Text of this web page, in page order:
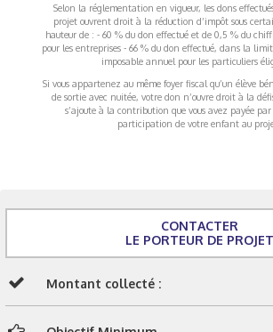
Selon la réglementation en vigueur, les dons
projet ouvrent droit à la réduction d’impôt sous
hauteur de : - 60 % du don effectué et de 0,5 % du
pour les entreprises - 66 % du don effectué, dans la
imposable annuel pour les particuliers
Si vous appartenez au même foyer fiscal qu’un élève
de sortie avec nuitée, votre don n’ouvre droit à la
s’ajoute à la contribution que vous avez payée
participation de votre enfant au
CONTACTER
LE PORTEUR DE PROJET
Montant collecté :